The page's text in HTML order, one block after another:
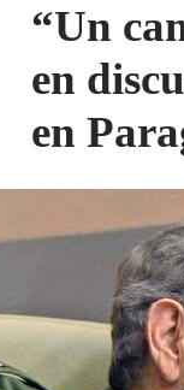
“Un
en
en